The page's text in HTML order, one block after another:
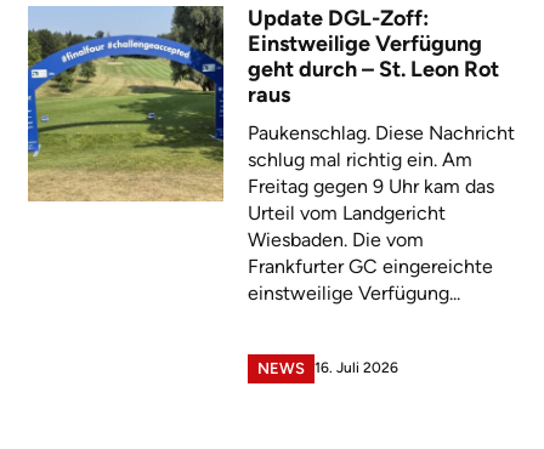
Update DGL-Zoff:
Einstweilige Verfügung
geht durch – St. Leon Rot
raus
Paukenschlag. Diese Nachricht
schlug mal richtig ein. Am
Freitag gegen 9 Uhr kam das
Urteil vom Landgericht
Wiesbaden. Die vom
Frankfurter GC eingereichte
einstweilige Verfügung...
NEWS 16. Juli 2026